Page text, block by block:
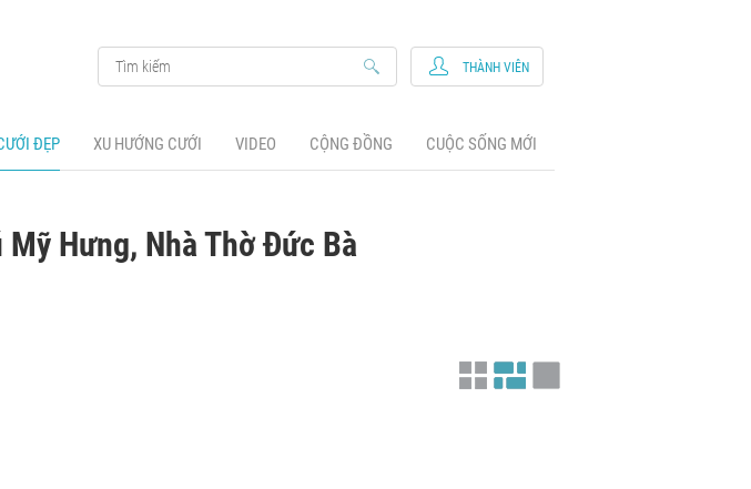
ĐẸP XU HƯỚNG CƯỚI VIDEO CỘNG ĐỒNG CUỘC SỐNG MỚI
THÀNH VIÊN
Hưng, Nhà Thờ Đức Bà